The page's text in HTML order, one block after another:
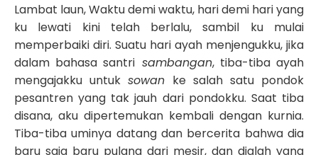
Lambat laun, Waktu demi waktu, hari demi hari yang
ku lewati kini telah berlalu, sambil ku mulai
memperbaiki diri. Suatu hari ayah menjengukku, jika
dalam bahasa santri sambangan, tiba-tiba ayah
mengajakku untuksowan ke salah satu pondok
pesantren yang tak jauh dari pondokku. Saat tiba
disana, aku dipertemukan kembali dengan kurnia.
Tiba-tiba uminya datang dan bercerita bahwa dia
baru saja baru pulang dari mesir, dan dialah yang